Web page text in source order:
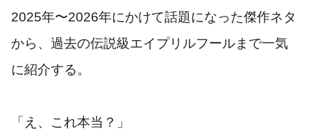
2025年〜2026年にかけて話題になった傑作ネタ
から、過去の伝説級エイプリルフールまで一気
に紹介する。
「え、これ本当？」